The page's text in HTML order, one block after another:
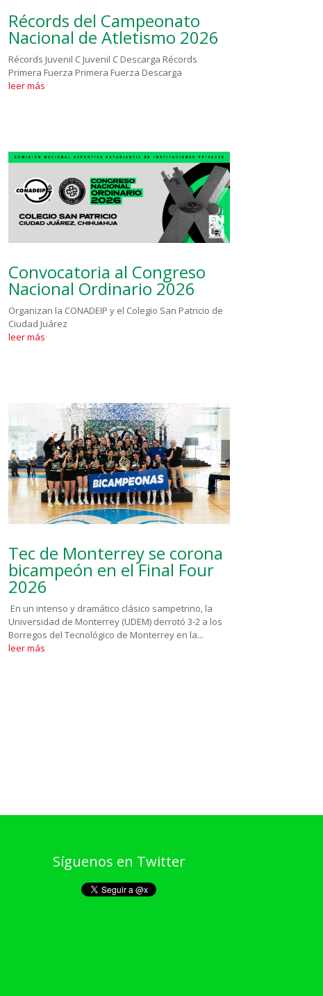
Récords del Campeonato
Nacional de Atletismo 2026
Récords Juvenil C Juvenil C Descarga Récords
Primera Fuerza Primera Fuerza Descarga
leer más
Convocatoria al Congreso
Nacional Ordinario 2026
Organizan la CONADEIP y el Colegio San Patricio de
Ciudad Juárez
leer más
Tec de Monterrey se corona
bicampeón en el Final Four
2026
En un intenso y dramático clásico sampetrino, la
Universidad de Monterrey (UDEM) derrotó 3-2 a los
Borregos del Tecnológico de Monterrey en la...
leer más
Síguenos en Twitter